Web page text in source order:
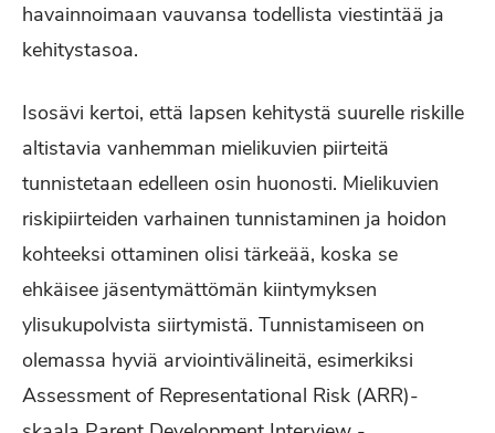
havainnoimaan vauvansa todellista viestintää ja
kehitystasoa.
Isosävi kertoi, että lapsen kehitystä suurelle riskille
altistavia vanhemman mielikuvien piirteitä
tunnistetaan edelleen osin huonosti. Mielikuvien
riskipiirteiden varhainen tunnistaminen ja hoidon
kohteeksi ottaminen olisi tärkeää, koska se
ehkäisee jäsentymättömän kiintymyksen
ylisukupolvista siirtymistä. Tunnistamiseen on
olemassa hyviä arviointivälineitä, esimerkiksi
Assessment of Representational Risk (ARR)-